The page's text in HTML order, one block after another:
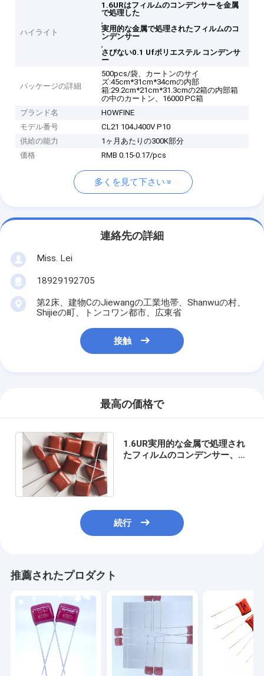
ハイライト
1.6URはフィルムのコンデンサーを金属
で処理した
,
実用的な金属で処理されたフィルムのコ
ンデンサー
,
さびない0.1 Ufポリエステル コンデンサ
ー
パッケージの詳細
500pcs/袋、カートンのサイ
ズ:45cm*31cm*34cmの内部
箱:29.2cm*21cm*31.3cmの2箱の内部箱
の中のカートン、16000 PC箱
ブランド名
HOWFINE
モデル番号
CL21 104J400V P10
供給の能力
1ヶ月あたりの300K部分
価格
RMB 0.15-0.17/pcs
多くを見て下さい
連絡先の詳細
Miss. Lei
18929192705
第2床、建物CのJiewangの工業地帯、Shanwuの村、
Shijieの町、トンコワン都市、広東省
接触
最高の価格で
1.6UR実用的な金属で処理され
たフィルムのコンデンサー、さ
続行
推薦されたプロダクト